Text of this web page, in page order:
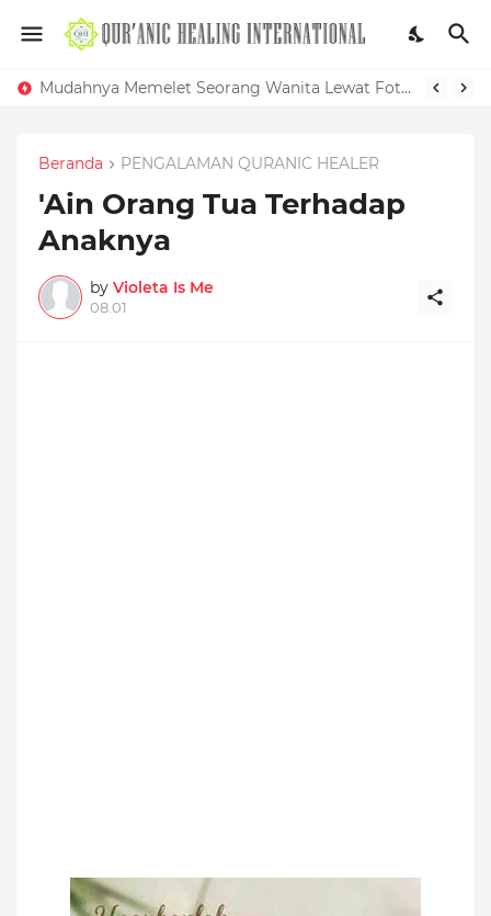
Mudahnya Memelet Seorang Wanita Lewat Foto di Facebook
Beranda PENGALAMAN QURANIC HEALER
'Ain Orang Tua Terhadap
Anaknya
by Violeta Is Me
08.01